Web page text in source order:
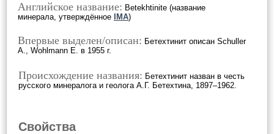
Английское название: Betekhtinite (название
минерала, утверждённое
IMA)
Впервые выделен/описан: Бетехтинит описан Schuller
A., Wohlmann E. в 1955 г.
Происхождение названия: Бетехтинит назван в честь
русского минералога и геолога А.Г. Бетехтина, 1897–1962.
Свойства